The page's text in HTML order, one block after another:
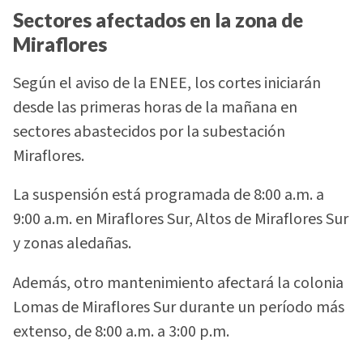
Sectores afectados en la zona de
Miraflores
Según el aviso de la ENEE, los cortes iniciarán
desde las primeras horas de la mañana en
sectores abastecidos por la subestación
Miraflores.
La suspensión está programada de 8:00 a.m. a
9:00 a.m. en Miraflores Sur, Altos de Miraflores Sur
y zonas aledañas.
Además, otro mantenimiento afectará la colonia
Lomas de Miraflores Sur durante un período más
extenso, de 8:00 a.m. a 3:00 p.m.